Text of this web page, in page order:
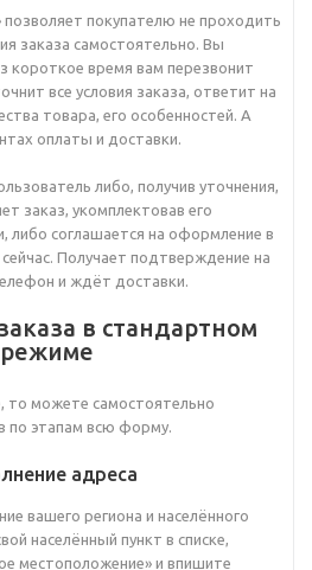
покупателю не проходить
заказа самостоятельно. Вы
короткое время вам перезвонит
все условия заказа, ответит на
товара, его особенностей. А
оплаты и доставки.
либо, получив уточнения,
заказ, укомплектовав его
либо соглашается на оформление в
Получает подтверждение на
и ждёт доставки.
в стандартном
режиме
то можете самостоятельно
по этапам всю форму.
адреса
вашего региона и населённого
населённый пункт в списке,
местоположение» и впишите